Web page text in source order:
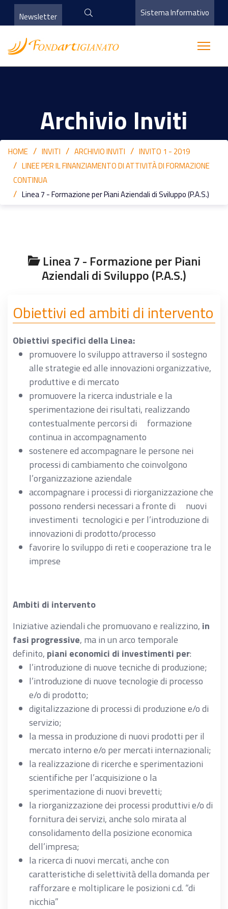
Newsletter Sistema Informativo
Archivio Inviti
HOME INVITI ARCHIVIO INVITI
INVITO 1 - 2019
LINEE PER IL FINANZIAMENTO DI ATTIVITÀ DI FORMAZIONE
CONTINUA
Linea 7 - Formazione per Piani Aziendali di Sviluppo (P.A.S.)
Linea 7 - Formazione per Piani
Aziendali di Sviluppo (P.A.S.)
Obiettivi ed ambiti di intervento
Obiettivi specifici della Linea:
promuovere lo sviluppo attraverso il sostegno
alle strategie ed alle innovazioni organizzative,
produttive e di mercato
promuovere la ricerca industriale e la
sperimentazione dei risultati, realizzando
contestualmente percorsi di formazione
continua in accompagnamento
sostenere ed accompagnare le persone nei
processi di cambiamento che coinvolgono
l’organizzazione aziendale
accompagnare i processi di riorganizzazione che
possono rendersi necessari a fronte di nuovi
investimenti tecnologici e per l’introduzione di
innovazioni di prodotto/processo
favorire lo sviluppo di reti e cooperazione tra le
imprese
Ambiti di intervento
Iniziative aziendali che promuovano e realizzino, in
fasi progressive, ma in un arco temporale
definito, piani economici di investimenti per:
l’introduzione di nuove tecniche di produzione;
l’introduzione di nuove tecnologie di processo
e/o di prodotto;
digitalizzazione di processi di produzione e/o di
servizio;
la messa in produzione di nuovi prodotti per il
mercato interno e/o per mercati internazionali;
la realizzazione di ricerche e sperimentazioni
scientifiche per l’acquisizione o la
sperimentazione di nuovi brevetti;
la riorganizzazione dei processi produttivi e/o di
fornitura dei servizi, anche solo mirata al
consolidamento della posizione economica
dell’impresa;
la ricerca di nuovi mercati, anche con
caratteristiche di selettività della domanda per
rafforzare e moltiplicare le posizioni c.d. “di
nicchia”